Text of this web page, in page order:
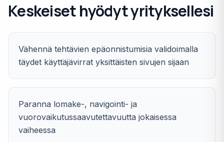
Keskeiset hyödyt yrityksellesi
Vähennä tehtävien epäonnistumisia validoimalla
täydet käyttäjävirrat yksittäisten sivujen sijaan
Paranna lomake-, navigointi- ja
vuorovaikutussaavutettavuutta jokaisessa
vaiheessa